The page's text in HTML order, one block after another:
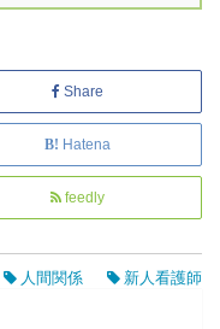
Share
Hatena
feedly
人間関係
新人看護師